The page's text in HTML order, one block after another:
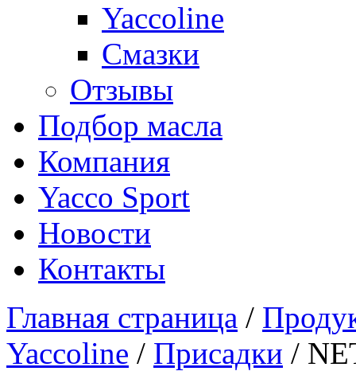
Yaccoline
Смазки
Отзывы
Подбор масла
Компания
Yacco Sport
Новости
Контакты
Главная страница /
Yaccoline / Присадки /